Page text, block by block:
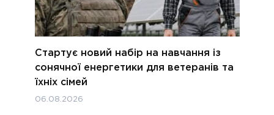
Стартує новий набір на навчання із
сонячної енергетики для ветеранів та
їхніх сімей
06.08.2026